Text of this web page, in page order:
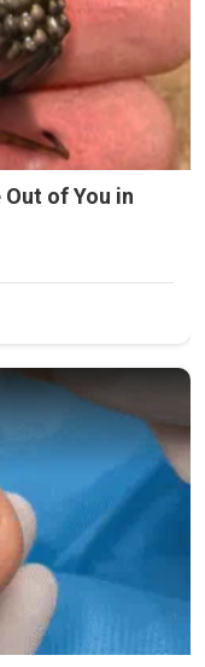
of You in